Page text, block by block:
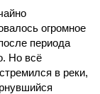
огромное
периода
Но всё
в реки,